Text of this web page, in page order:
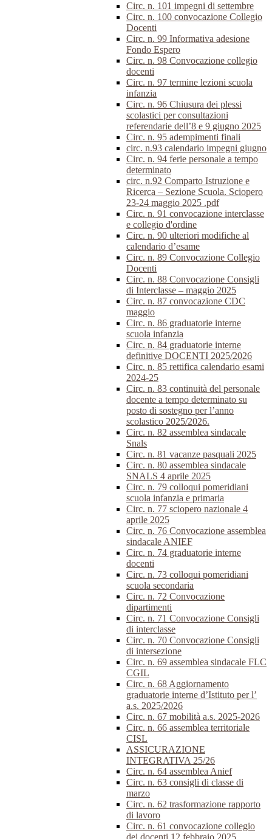
Circ. n. 101 impegni di settembre
Circ. n. 100 convocazione Collegio
Docenti
Circ. n. 99 Informativa adesione
Fondo Espero
Circ. n. 98 Convocazione collegio
docenti
Circ. n. 97 termine lezioni scuola
infanzia
Circ. n. 96 Chiusura dei plessi
scolastici per consultazioni
referendarie dell’8 e 9 giugno 2025
Circ. n. 95 adempimenti finali
circ. n.93 calendario impegni giugno
Circ. n. 94 ferie personale a tempo
determinato
circ. n.92 Comparto Istruzione e
Ricerca – Sezione Scuola. Sciopero
23-24 maggio 2025 .pdf
Circ. n. 91 convocazione interclasse
e collegio d'ordine
Circ. n. 90 ulteriori modifiche al
calendario d’esame
Circ. n. 89 Convocazione Collegio
Docenti
Circ. n. 88 Convocazione Consigli
di Interclasse – maggio 2025
Circ. n. 87 convocazione CDC
maggio
Circ. n. 86 graduatorie interne
scuola infanzia
Circ. n. 84 graduatorie interne
definitive DOCENTI 2025/2026
Circ. n. 85 rettifica calendario esami
2024-25
Circ. n. 83 continuità del personale
docente a tempo determinato su
posto di sostegno per l’anno
scolastico 2025/2026.
Circ. n. 82 assemblea sindacale
Snals
Circ. n. 81 vacanze pasquali 2025
Circ. n. 80 assemblea sindacale
SNALS 4 aprile 2025
Circ. n. 79 colloqui pomeridiani
scuola infanzia e primaria
Circ. n. 77 sciopero nazionale 4
aprile 2025
Circ. n. 76 Convocazione assemblea
sindacale ANIEF
Circ. n. 74 graduatorie interne
docenti
Circ. n. 73 colloqui pomeridiani
scuola secondaria
Circ. n. 72 Convocazione
dipartimenti
Circ. n. 71 Convocazione Consigli
di interclasse
Circ. n. 70 Convocazione Consigli
di intersezione
Circ. n. 69 assemblea sindacale FLC
CGIL
Circ. n. 68 Aggiornamento
graduatorie interne d’Istituto per l’
a.s. 2025/2026
Circ. n. 67 mobilità a.s. 2025-2026
Circ. n. 66 assemblea territoriale
CISL
ASSICURAZIONE
INTEGRATIVA 25/26
Circ. n. 64 assemblea Anief
Circ. n. 63 consigli di classe di
marzo
Circ. n. 62 trasformazione rapporto
di lavoro
Circ. n. 61 convocazione collegio